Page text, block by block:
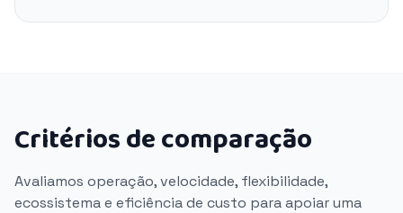
Critérios de comparação
Avaliamos operação, velocidade, flexibilidade,
ecossistema e eficiência de custo para apoiar uma